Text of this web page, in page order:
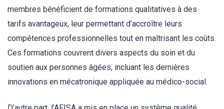
membres bénéficient de formations qualitatives à des
tarifs avantageux, leur permettant d’accroître leurs
compétences professionnelles tout en maîtrisant les coûts.
Ces formations couvrent divers aspects du soin et du
soutien aux personnes âgées, incluant les dernières
innovations en mécatronique appliquée au médico-social.